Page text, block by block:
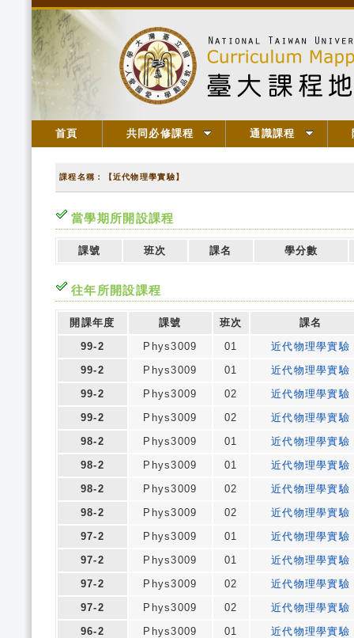
首頁 共同必修課程 通識課程
課程名稱：【近代物理學實驗】
當學期所開設課程
課號 班次 課名 學分數
往年所開設課程
開課年度 課號 班次
課名
99-2
Phys3009 01
近代物理學實驗
99-2
Phys3009 01
近代物理學實驗
99-2
Phys3009 02
近代物理學實驗
99-2
Phys3009 02
近代物理學實驗
98-2
Phys3009 01
近代物理學實驗
98-2
Phys3009 01
近代物理學實驗
98-2
Phys3009 02
近代物理學實驗
98-2
Phys3009 02
近代物理學實驗
97-2
Phys3009 01
近代物理學實驗
97-2
Phys3009 01
近代物理學實驗
97-2
Phys3009 02
近代物理學實驗
97-2
Phys3009 02
近代物理學實驗
96-2
Phys3009 01
近代物理學實驗